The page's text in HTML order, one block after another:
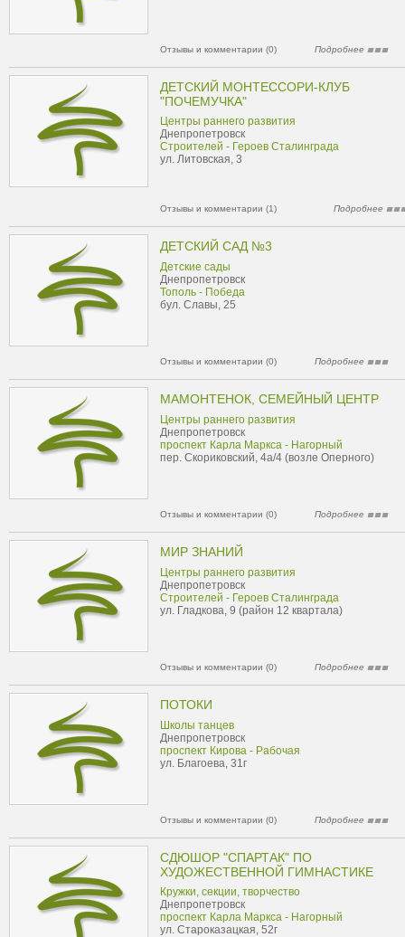
Отзывы и комментарии (0) Подробнее
ДЕТСКИЙ МОНТЕССОРИ-КЛУБ
"ПОЧЕМУЧКА"
Центры раннего развития
Днепропетровск
Строителей - Героев Сталинграда
ул. Литовская, 3
Отзывы и комментарии (1) Подробнее
ДЕТСКИЙ САД №3
Детские сады
Днепропетровск
Тополь - Победа
бул. Славы, 25
Отзывы и комментарии (0) Подробнее
МАМОНТЕНОК, СЕМЕЙНЫЙ ЦЕНТР
Центры раннего развития
Днепропетровск
проспект Карла Маркса - Нагорный
пер. Скориковский, 4а/4 (возле Оперного)
Отзывы и комментарии (0) Подробнее
МИР ЗНАНИЙ
Центры раннего развития
Днепропетровск
Строителей - Героев Сталинграда
ул. Гладкова, 9 (район 12 квартала)
Отзывы и комментарии (0) Подробнее
ПОТОКИ
Школы танцев
Днепропетровск
проспект Кирова - Рабочая
ул. Благоева, 31г
Отзывы и комментарии (0) Подробнее
СДЮШОР "СПАРТАК" ПО
ХУДОЖЕСТВЕННОЙ ГИМНАСТИКЕ
Кружки, секции, творчество
Днепропетровск
проспект Карла Маркса - Нагорный
ул. Староказацкая, 52г